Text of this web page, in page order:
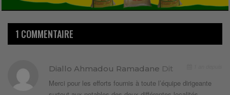
1 COMMENTAIRE
Diallo Ahmadou Ramadane Dit
Merci pour les efforts fournis à toute l’équipe dirigeante